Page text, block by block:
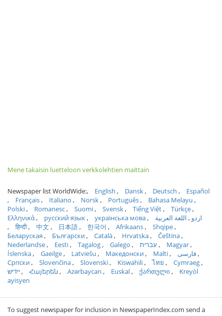
Mene takaisin luetteloon verkkolehtien maittain
Newspaper list WorldWide: English Dansk Deutsch
Español
Français
Italiano Norsk Português
Bahasa Melayu
Polski
Romanesc Suomi Svensk Tiếng Việt
Türkçe
Ελληνικά
русский язык українська мова اردو
اللغة العربية
हिन्दी
中文 日本語 한국어 Afrikaans
Shqipe
Беларуская
Български Català Hrvatska
Čeština
Nederlandse
Eesti Tagalog Galego עברית
Magyar
Íslenska
Gaeilge Latviešu Македонски Malti
فارسی
Српски
Slovenčina Slovenski Kiswahili ไทย
Cymraeg
ייִדיש
Հայերեն Azərbaycan Euskal ქართული
Kreyòl
ayisyen
To suggest newspaper for inclusion in NewspaperIndex.com send a